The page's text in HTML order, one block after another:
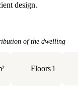
design.
of the dwelling
Floors1